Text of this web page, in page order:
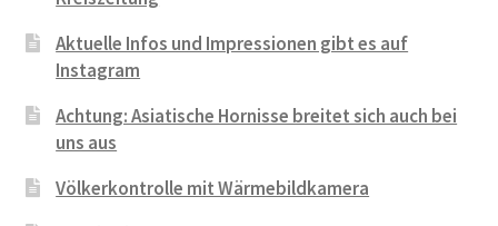
Aktuelle Infos und Impressionen gibt es auf
Instagram
Achtung: Asiatische Hornisse breitet sich auch bei
uns aus
Völkerkontrolle mit Wärmebildkamera